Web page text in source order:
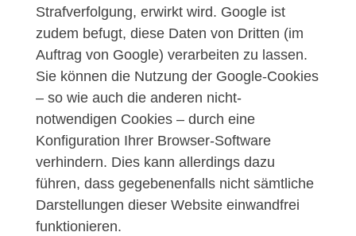
Strafverfolgung, erwirkt wird. Google ist
zudem befugt, diese Daten von Dritten (im
Auftrag von Google) verarbeiten zu lassen.
Sie können die Nutzung der Google-Cookies
– so wie auch die anderen nicht-
notwendigen Cookies – durch eine
Konfiguration Ihrer Browser-Software
verhindern. Dies kann allerdings dazu
führen, dass gegebenenfalls nicht sämtliche
Darstellungen dieser Website einwandfrei
funktionieren.